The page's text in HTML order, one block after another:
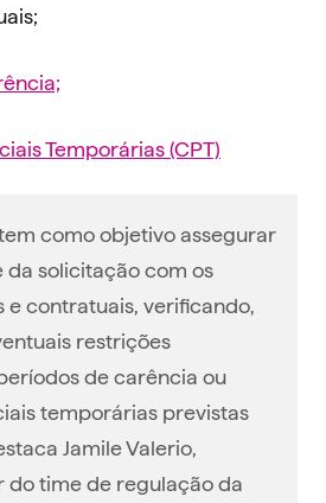
Temporárias (CPT)
como objetivo assegurar
solicitação com os
e contratuais, verificando,
restrições
de carência ou
temporárias previstas
Jamile Valerio,
time de regulação da